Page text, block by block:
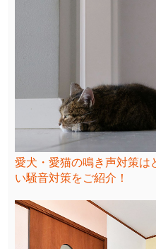
愛犬・愛猫の鳴き声対策は
い騒音対策をご紹介！